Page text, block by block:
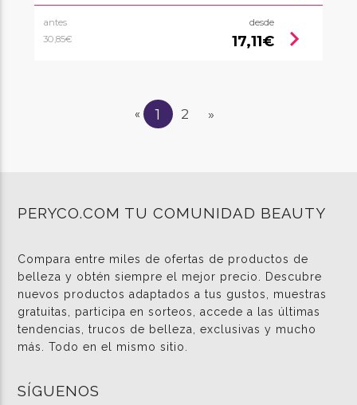
antes
30,85€
desde
17,11€ chevron_right
« 1 2 »
PERYCO.COM TU COMUNIDAD BEAUTY
Compara entre miles de ofertas de productos de
belleza y obtén siempre el mejor precio. Descubre
nuevos productos adaptados a tus gustos, muestras
gratuitas, participa en sorteos, accede a las últimas
tendencias, trucos de belleza, exclusivas y mucho
más. Todo en el mismo sitio.
SÍGUENOS